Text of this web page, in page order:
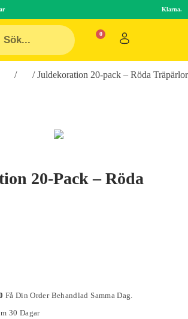
Klarna.
/ / Juldekoration 20-pack – Röda Träpärlor
20-Pack – Röda
Få Din Order Behandlad Samma Dag.
30 Dagar